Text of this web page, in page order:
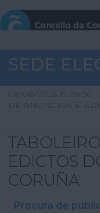
SEDE
08/08/2026 19:28:50
DE ANUNCIOS E
EDICTOS
CORUÑA
Procura de